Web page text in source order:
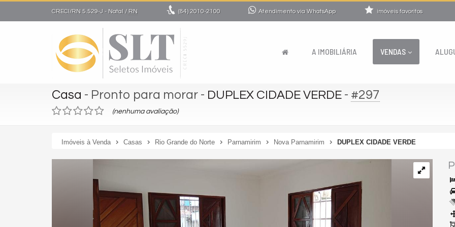
CRECI/RN 5.529-J - Natal / RN (84)2010-2100 Atendimento via WhatsApp imóveis favoritos
A IMOBILIÁRIA VENDAS
Casa - Pronto para morar - DUPLEX CIDADE VERDE - #297
(nenhuma avaliação)
Imóveis à Venda Casas Rio Grande do Norte Parnamirim Nova Parnamirim DUPLEX CIDADE VERDE